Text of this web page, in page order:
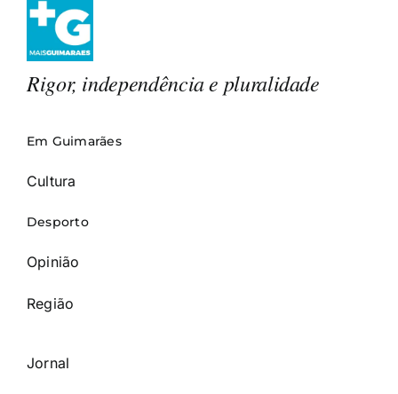
Rigor, independência e pluralidade
Em Guimarães
Cultura
Desporto
Opinião
Região
Jornal